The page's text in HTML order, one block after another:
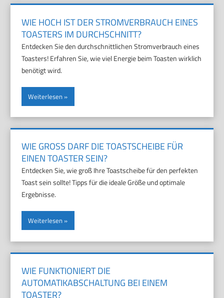
WIE HOCH IST DER STROMVERBRAUCH EINES
TOASTERS IM DURCHSCHNITT?
Entdecken Sie den durchschnittlichen Stromverbrauch eines
Toasters! Erfahren Sie, wie viel Energie beim Toasten wirklich
benötigt wird.
Weiterlesen
WIE GROSS DARF DIE TOASTSCHEIBE FÜR E
INEN TOASTER SEIN?
Entdecken Sie, wie groß Ihre Toastscheibe für den perfekten
Toast sein sollte! Tipps für die ideale Größe und optimale
Ergebnisse.
Weiterlesen
WIE FUNKTIONIERT DIE
AUTOMATIKABSCHALTUNG BEI EINEM
TOASTER?